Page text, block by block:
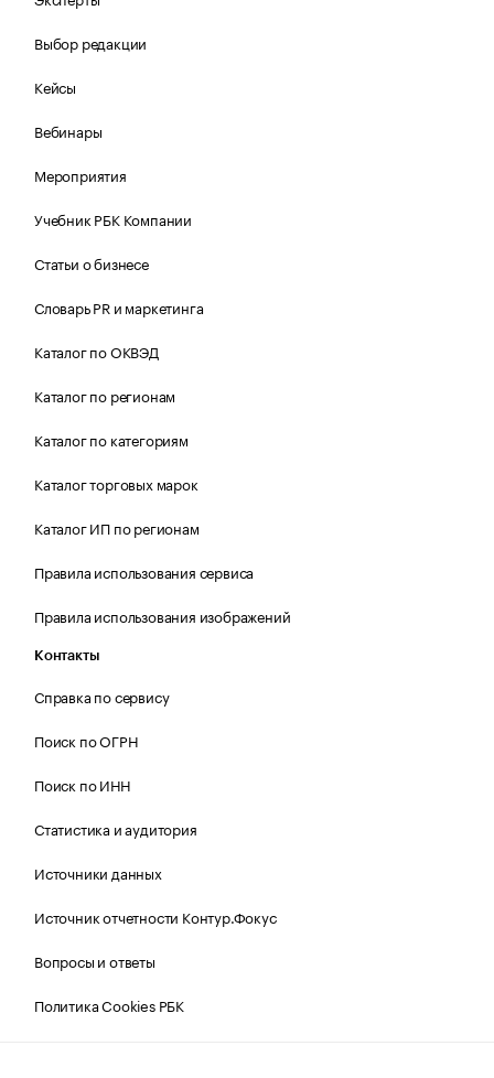
Выбор редакции
Кейсы
Вебинары
Мероприятия
Учебник РБК Компании
Статьи о бизнесе
Словарь PR и маркетинга
Каталог по ОКВЭД
Каталог по регионам
Каталог по категориям
Каталог торговых марок
Каталог ИП по регионам
Правила использования сервиса
Правила использования изображений
Контакты
Справка по сервису
Поиск по ОГРН
Поиск по ИНН
Статистика и аудитория
Источники данных
Источник отчетности Контур.Фокус
Вопросы и ответы
Политика Cookies РБК